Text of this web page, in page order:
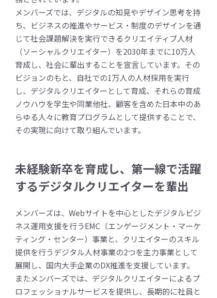
メンバーズでは、デジタルの知見やデザイン思考を持
ち、ビジネスの推進やサービス・制度のデザインを通
じて社会課題解決を実行できるクリエイティブ人材
（ソーシャルクリエイター）を2030年までに10万人
育成し、社会に輩出することを宣言しています。その
ビジョンのもと、自社での1万人の人材採用を実行
し、デジタルクリエイターとして育成、それらの育成
ノウハウを学生や同業他社、顧客を含めた日本中のあ
らゆる人々に教育プログラムとして提供することで、
その実現に向けて取り組んでいます。
未経験新卒を育成し、第一線で活躍
するデジタルクリエイターを輩出
メンバーズは、Webサイトを中心としたデジタルビジ
ネス運用支援を行うEMC（エンゲージメント・マーケ
ティング・センター）事業と、クリエイターのスキル
提供を行うデジタル人材事業の2つを主力事業として
展開し、国内大手企業のDX推進を支援しています。
またメンバーズでは、デジタルクリエイターによるプ
ロフェッショナルサービスを提供し、長期的に社員と